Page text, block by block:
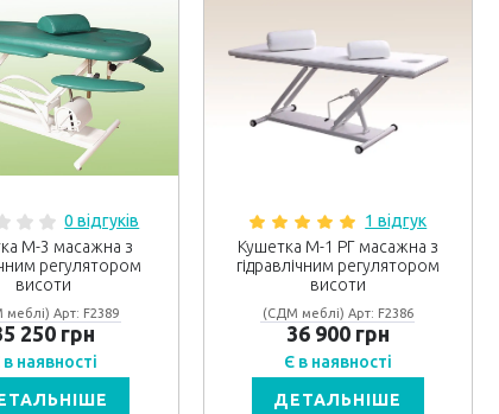
0 відгуків
М-3 масажна з
регулятором
висоти
Арт: F2389
250 грн
в наявності
1 відгук
Кушетка М-1 РГ масажна з
гідравлічним регулятором
висоти
(СДМ меблі) Арт: F2386
36 900 грн
Є в наявності
ДЕТАЛЬНІШЕ